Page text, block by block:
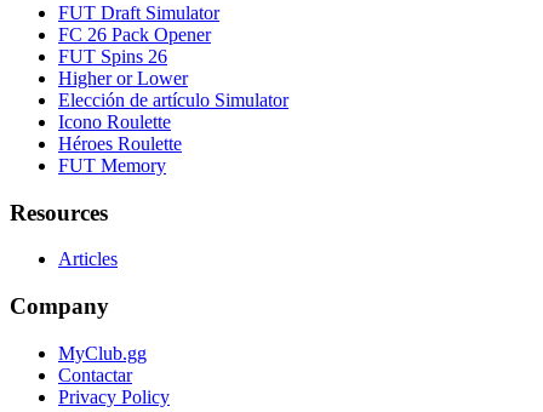
FUT Draft Simulator
FC 26 Pack Opener
FUT Spins 26
Higher or Lower
Elección de artículo Simulator
Icono Roulette
Héroes Roulette
FUT Memory
Resources
Articles
Company
MyClub.gg
Contactar
Privacy Policy